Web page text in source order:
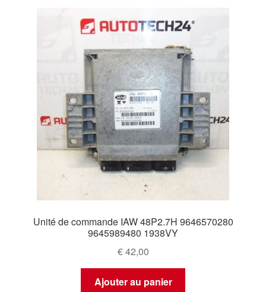
Unité de commande IAW 48P2.7H 9646570280
9645989480 1938VY
€42,00
Ajouter au panier